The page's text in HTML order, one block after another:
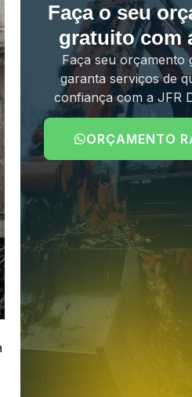
Faça o seu
gratuito com
Faça seu orçamento
garanta serviços de
confiança com a JFR
ORÇAMENTO